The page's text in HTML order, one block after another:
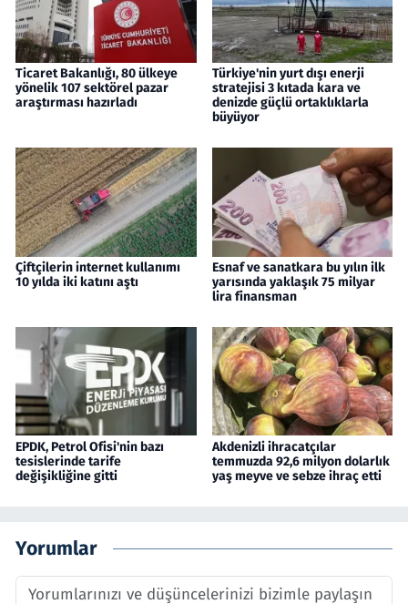
Ticaret Bakanlığı, 80 ülkeye
yönelik 107 sektörel pazar
araştırması hazırladı
Türkiye'nin yurt dışı enerji
stratejisi 3 kıtada kara ve
denizde güçlü ortaklıklarla
büyüyor
Çiftçilerin internet kullanımı
10 yılda iki katını aştı
Esnaf ve sanatkara bu yılın ilk
yarısında yaklaşık 75 milyar
lira finansman
EPDK, Petrol Ofisi'nin bazı
tesislerinde tarife
değişikliğine gitti
Akdenizli ihracatçılar
temmuzda 92,6 milyon dolarlık
yaş meyve ve sebze ihraç etti
Yorumlar